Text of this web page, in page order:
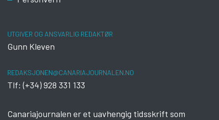
UTGIVER OG ANSVARLIG REDAKTØR
Gunn Kleven
REDAKSJONEN@CANARIAJOURNALEN.NO
Tlf: (+34) 928 331 133
Canariajournalen er et uavhengig tidsskrift som